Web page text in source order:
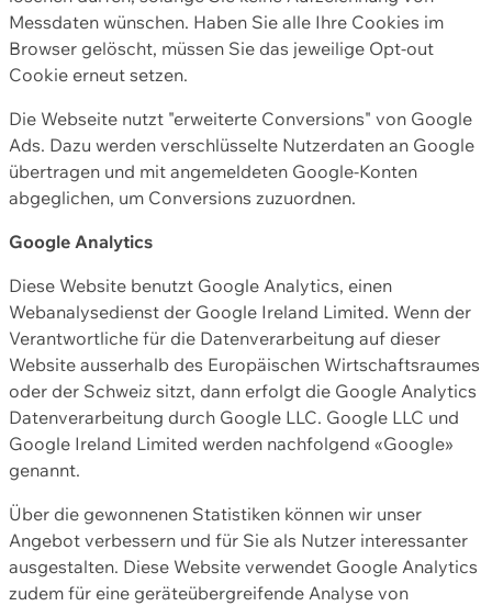
Messdaten wünschen. Haben Sie alle Ihre Cookies im
Browser gelöscht, müssen Sie das jeweilige Opt-out
Cookie erneut setzen.
Die Webseite nutzt "erweiterte Conversions" von Google
Ads. Dazu werden verschlüsselte Nutzerdaten an Google
übertragen und mit angemeldeten Google-Konten
abgeglichen, um Conversions zuzuordnen.
Google Analytics
Diese Website benutzt Google Analytics, einen
Webanalysedienst der Google Ireland Limited. Wenn der
Verantwortliche für die Datenverarbeitung auf dieser
Website ausserhalb des Europäischen Wirtschaftsraumes
oder der Schweiz sitzt, dann erfolgt die Google Analytics
Datenverarbeitung durch Google LLC. Google LLC und
Google Ireland Limited werden nachfolgend «Google»
genannt.
Über die gewonnenen Statistiken können wir unser
Angebot verbessern und für Sie als Nutzer interessanter
ausgestalten. Diese Website verwendet Google Analytics
zudem für eine geräteübergreifende Analyse von